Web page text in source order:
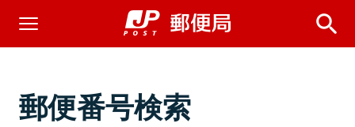
郵便番号検索